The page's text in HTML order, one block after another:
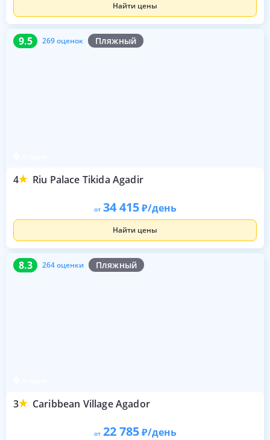
Найти цены
9.5 269 оценок Пляжный
4 Riu Palace Tikida Agadir
9.5 269 оценок
от 34 415 /день
Найти цены
8.3 264 оценки Пляжный
3 Caribbean Village Agador
8.3 264 оценки
от 22 785 /день